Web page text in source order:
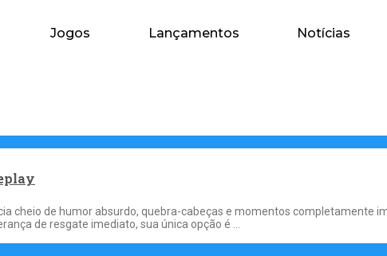
Jogos Lançamentos Notícias
cheio de humor absurdo, quebra-cabeças e momentos completamente
de resgate imediato, sua única opção é …